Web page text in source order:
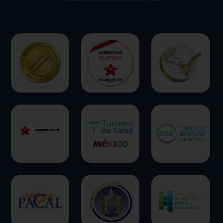
Permitir todas
Sistema de personalización de cookies
Cookies dirigidas
Cookies de funcionalidad
Cookies de rendimiento